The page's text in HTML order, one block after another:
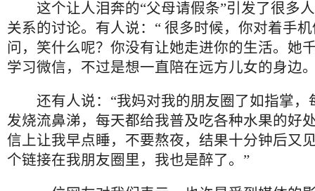
这个让人泪奔的“父母请假条”引发了很多
关系的讨论。有人说：“ 很多时候，你对着手
问，笑什么呢？你没有让她走进你的生活。她
学习微信，不过是想一直陪在远方儿女的身边
还有人说：“我妈对我的朋友圈了如指掌，
发烧流鼻涕，每天都给我普及吃各种水果的好
信上让我早点睡，不要熬夜，结果十分钟后又
个链接在我朋友圈里，我也是醉了。”